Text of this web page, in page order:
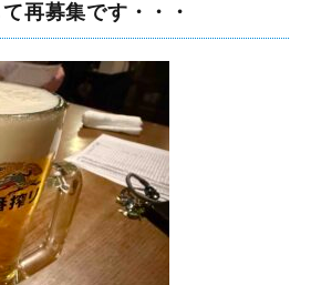
再募集です・・・